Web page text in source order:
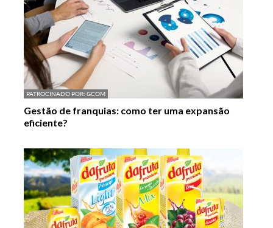
PATROCINADO POR: GCOM
Gestão de franquias: como ter uma expansão
eficiente?